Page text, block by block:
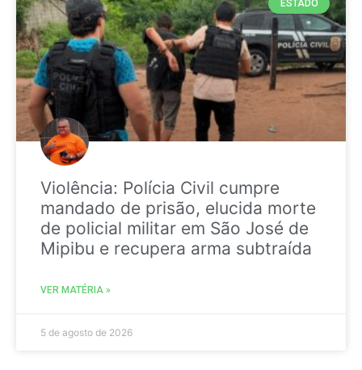
ESTADO
Violência: Polícia Civil cumpre
mandado de prisão, elucida morte
de policial militar em São José de
Mipibu e recupera arma subtraída
VER MATÉRIA »
5 de agosto de 2026